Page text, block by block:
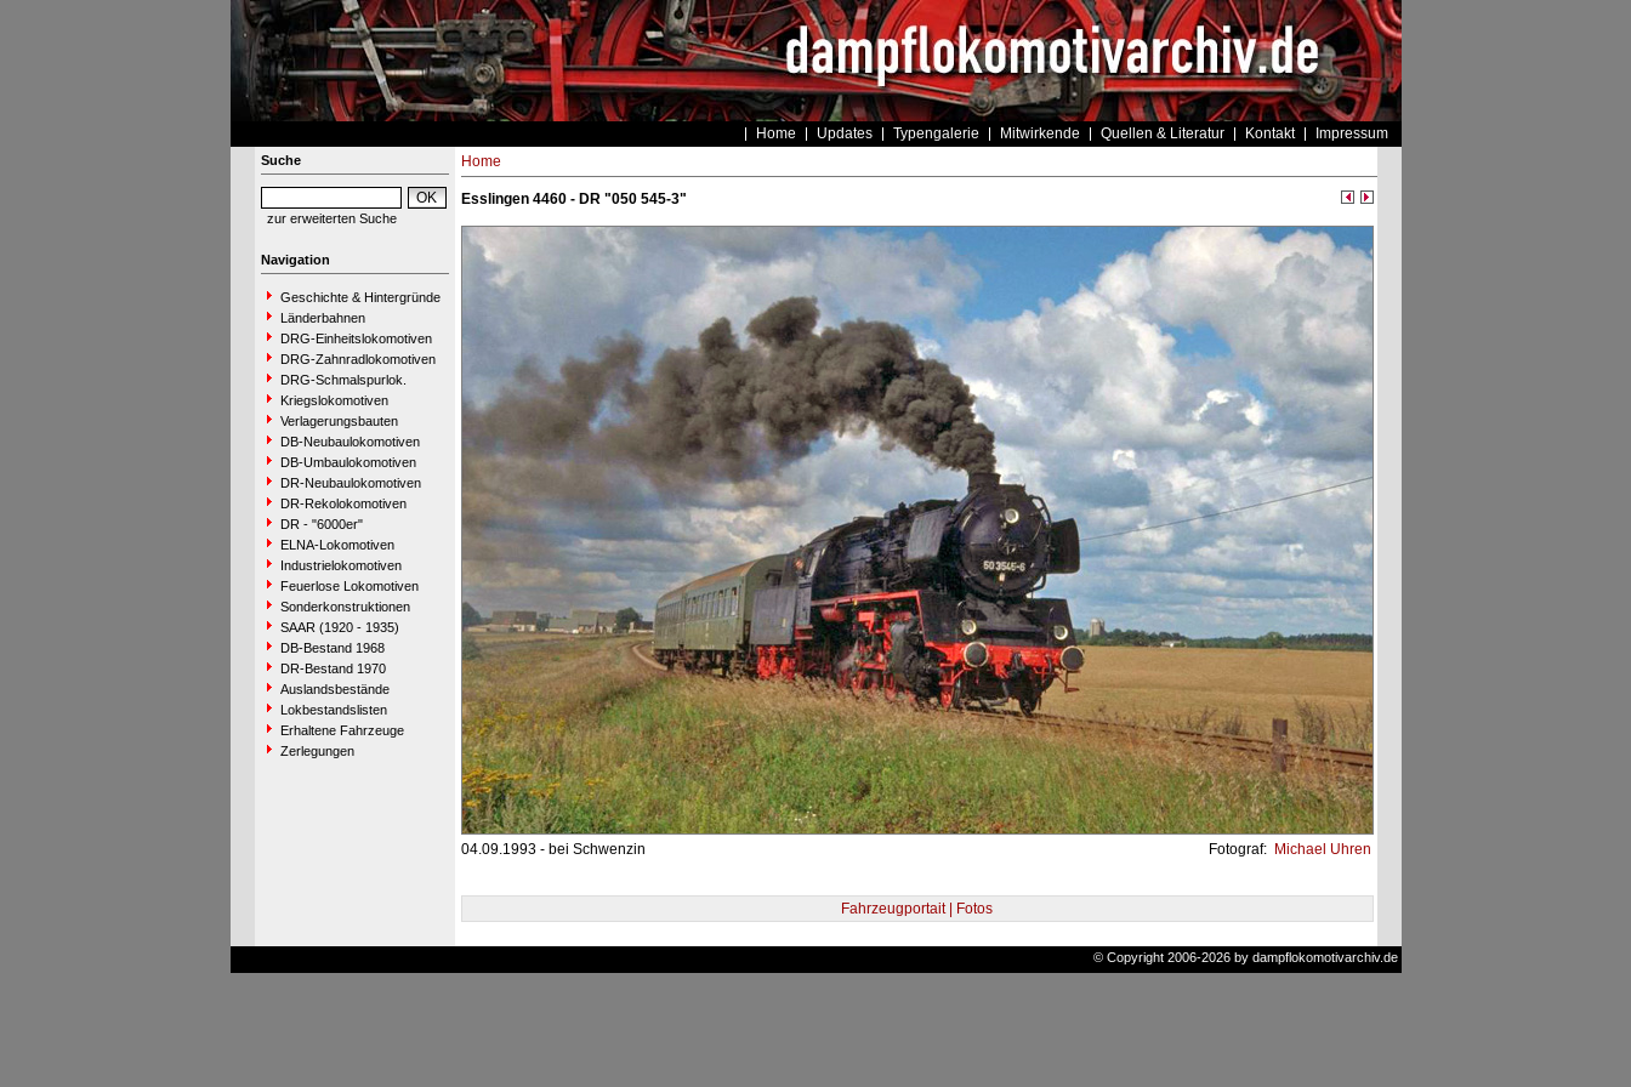
Home Updates Typengalerie Mitwirkende Quellen & Literatur Kontakt Impressum
Suche
zur erweiterten Suche
Navigation
Geschichte & Hintergründe
Länderbahnen
DRG-Einheitslokomotiven
DRG-Zahnradlokomotiven
DRG-Schmalspurlok.
Kriegslokomotiven
Verlagerungsbauten
DB-Neubaulokomotiven
DB-Umbaulokomotiven
DR-Neubaulokomotiven
DR-Rekolokomotiven
DR - "6000er"
ELNA-Lokomotiven
Industrielokomotiven
Feuerlose Lokomotiven
Sonderkonstruktionen
SAAR (1920 - 1935)
DB-Bestand 1968
DR-Bestand 1970
Auslandsbestände
Lokbestandslisten
Erhaltene Fahrzeuge
Zerlegungen
Home
Esslingen 4460 - DR "050 545-3"
04.09.1993 - bei Schwenzin Fotograf: Michael Uhren
Fahrzeugportait | Fotos
© Copyright 2006-2026 by dampflokomotivarchiv.de